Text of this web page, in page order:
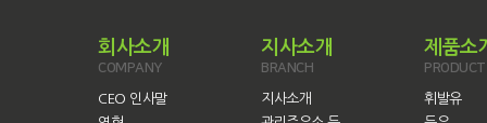
회사소개 지사소개 제품소
COMPANY BRANCH PRODUCT
CEO 인사말 지사소개
휘발유